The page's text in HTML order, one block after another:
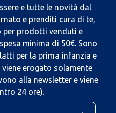
e tutte le novità dal
e prenditi cura di te,
prodotti venduti e
minima di 50€. Sono
per la prima infanzia e
erogato solamente
alla newsletter e viene
24 ore).